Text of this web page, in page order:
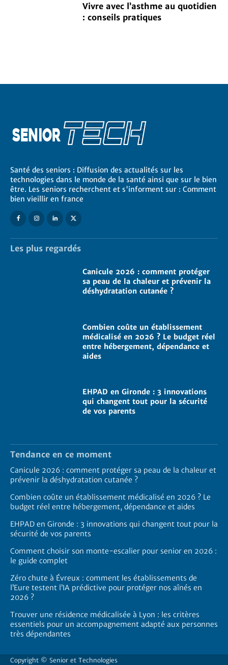
Vivre avec l’asthme au quotidien
: conseils pratiques
Santé des seniors : Diffusion des actualités sur les
technologies dans le monde de la santé ainsi que sur le bien
être. Les seniors recherchent et s'informent sur : Comment
bien vieillir en france
Les plus regardés
Canicule 2026 : comment protéger
sa peau de la chaleur et prévenir la
déshydratation cutanée ?
Combien coûte un établissement
médicalisé en 2026 ? Le budget réel
entre hébergement, dépendance et
aides
EHPAD en Gironde : 3 innovations
qui changent tout pour la sécurité
de vos parents
Tendance en ce moment
Canicule 2026 : comment protéger sa peau de la chaleur et
prévenir la déshydratation cutanée ?
Combien coûte un établissement médicalisé en 2026 ? Le
budget réel entre hébergement, dépendance et aides
EHPAD en Gironde : 3 innovations qui changent tout pour la
sécurité de vos parents
Comment choisir son monte-escalier pour senior en 2026 :
le guide complet
Zéro chute à Évreux : comment les établissements de
l’Eure testent l’IA prédictive pour protéger nos aînés en
2026 ?
Trouver une résidence médicalisée à Lyon : les critères
essentiels pour un accompagnement adapté aux personnes
très dépendantes
Copyright © Senior et Technologies